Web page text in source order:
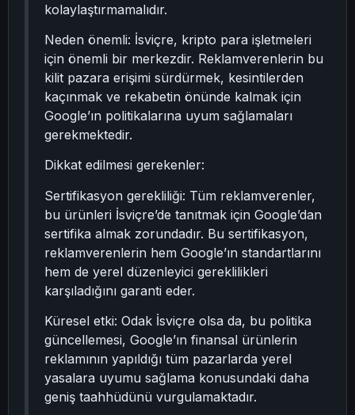
kolaylaştırmamalıdır.
Neden önemli: İsviçre, kripto para işletmeleri
için önemli bir merkezdir. Reklamverenlerin bu
kilit pazara erişimi sürdürmek, kesintilerden
kaçınmak ve rekabetin önünde kalmak için
Google’ın politikalarına uyum sağlamaları
gerekmektedir.
Dikkat edilmesi gerekenler:
Sertifikasyon gerekliliği: Tüm reklamverenler,
bu ürünleri İsviçre’de tanıtmak için Google’dan
sertifika almak zorundadır. Bu sertifikasyon,
reklamverenlerin hem Google’ın standartlarını
hem de yerel düzenleyici gereklilikleri
karşıladığını garanti eder.
Küresel etki: Odak İsviçre olsa da, bu politika
güncellemesi, Google’ın finansal ürünlerin
reklamının yapıldığı tüm pazarlarda yerel
yasalara uyumu sağlama konusundaki daha
geniş taahhüdünü vurgulamaktadır.